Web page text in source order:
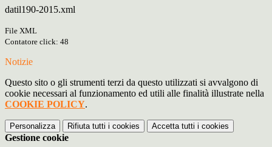
datil190-2015.xml
File XML
Contatore click: 48
Notizie
Questo sito o gli strumenti terzi da questo utilizzati si avvalgono di
cookie necessari al funzionamento ed utili alle finalità illustrate nella
COOKIE POLICY.
Personalizza Rifiuta tutti i cookies Accetta tutti i cookies
Gestione cookie